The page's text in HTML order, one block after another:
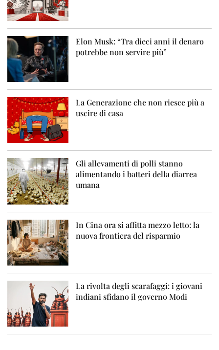
Elon Musk: “Tra dieci anni il denaro
potrebbe non servire più”
La Generazione che non riesce più a
uscire di casa
Gli allevamenti di polli stanno
alimentando i batteri della diarrea
umana
In Cina ora si affitta mezzo letto: la
nuova frontiera del risparmio
La rivolta degli scarafaggi: i giovani
indiani sfidano il governo Modi